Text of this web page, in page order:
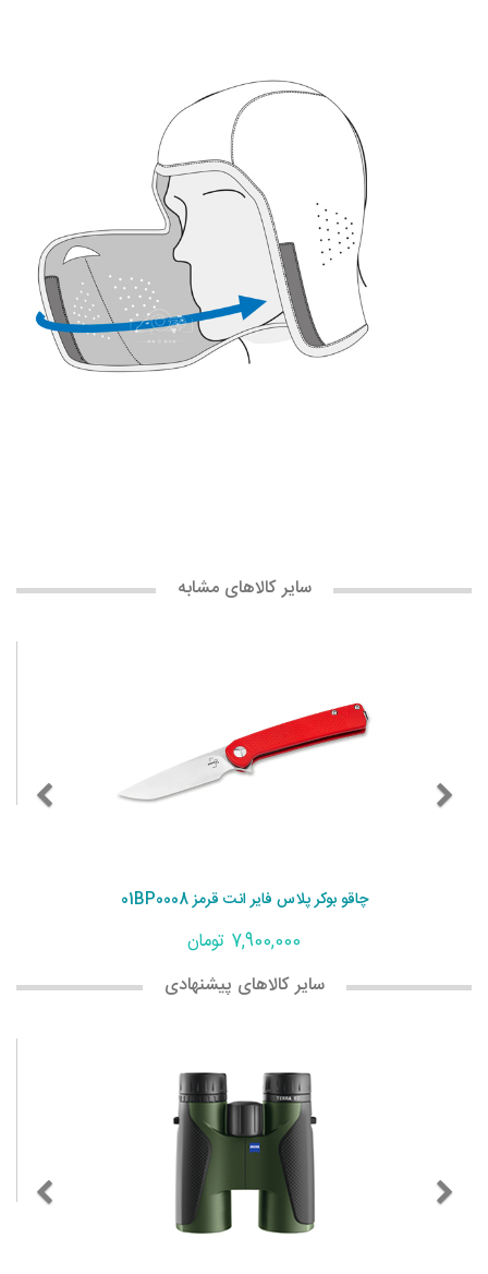
سایر کالاهای مشابه
چاقو بوکر پلاس فایر انت قرمز 01BP0008
7,900,000 تومان
سایر کالاهای پیشنهادی